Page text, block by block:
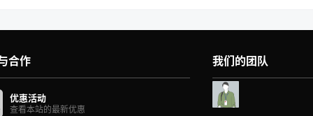
合作
优惠活动
查看本站的最新优惠
我们的团队